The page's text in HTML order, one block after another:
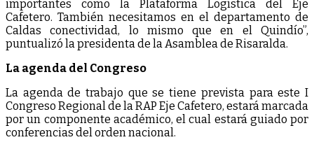
importantes como la Plataforma Logística del Eje
Cafetero. También necesitamos en el departamento de
Caldas conectividad, lo mismo que en el Quindío”,
puntualizó la presidenta de la Asamblea de Risaralda.
La agenda del Congreso
La agenda de trabajo que se tiene prevista para este I
Congreso Regional de la RAP Eje Cafetero, estará marcada
por un componente académico, el cual estará guiado por
conferencias del orden nacional.